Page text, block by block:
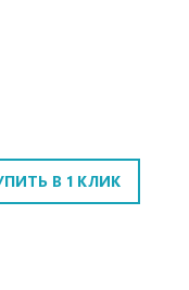
В 1 КЛИК